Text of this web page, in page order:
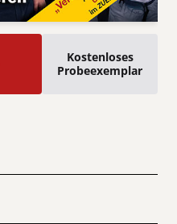
Kostenloses
Probeexemplar